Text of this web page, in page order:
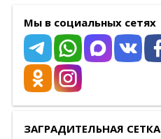
Мы в социальных сетях
ЗАГРАДИТЕЛЬНАЯ СЕТКА